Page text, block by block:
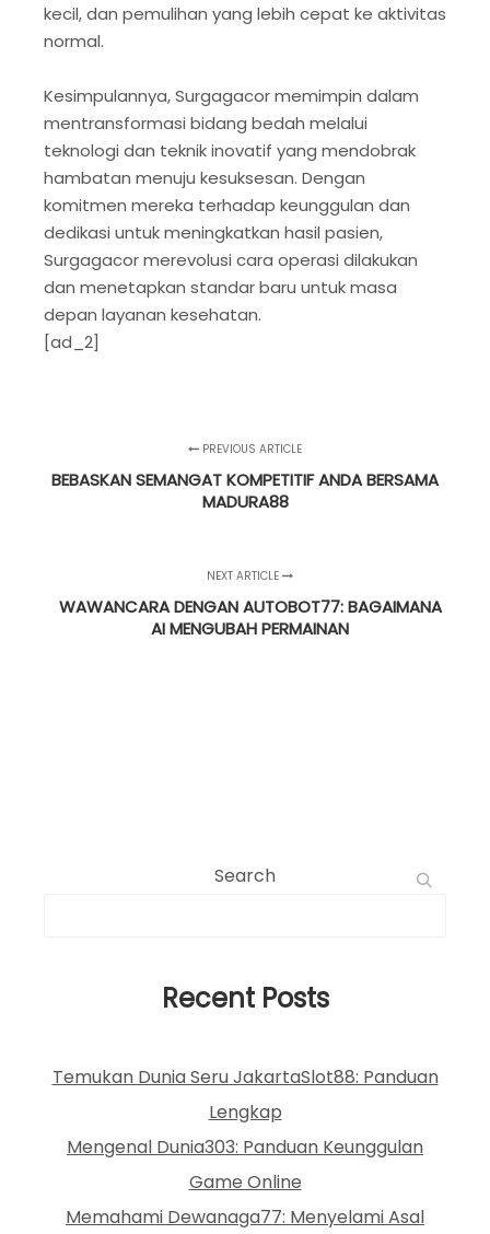
kecil, dan pemulihan yang lebih cepat ke aktivitas
normal.
Kesimpulannya, Surgagacor memimpin dalam
mentransformasi bidang bedah melalui
teknologi dan teknik inovatif yang mendobrak
hambatan menuju kesuksesan. Dengan
komitmen mereka terhadap keunggulan dan
dedikasi untuk meningkatkan hasil pasien,
Surgagacor merevolusi cara operasi dilakukan
dan menetapkan standar baru untuk masa
depan layanan kesehatan.
[ad_2]
PREVIOUS ARTICLE
BEBASKAN SEMANGAT KOMPETITIF ANDA BERSAMA
MADURA88
NEXT ARTICLE
WAWANCARA DENGAN AUTOBOT77: BAGAIMANA
AI MENGUBAH PERMAINAN
Search
Recent Posts
Temukan Dunia Seru JakartaSlot88: Panduan
Lengkap
Mengenal Dunia303: Panduan Keunggulan
Game Online
Memahami Dewanaga77: Menyelami Asal